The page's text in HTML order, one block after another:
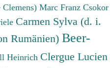
Marc Franz Csokor
Carmen Sylva (d. i.
Rumänien) Beer-
Heinrich Clergue Lucien